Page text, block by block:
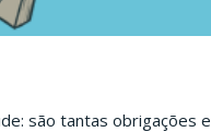
são tantas obrigações e